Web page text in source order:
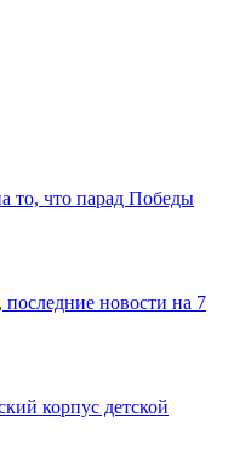
то, что парад Победы
новости на 7
корпус детской